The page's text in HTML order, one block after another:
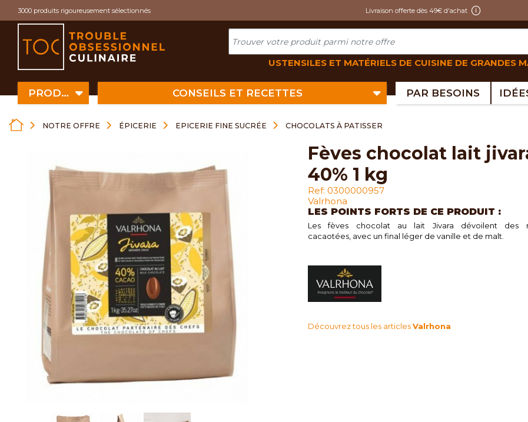
3000 produits rigoureusement sélectionnés Livraison offerte dès 49€ d'achat
USTENSILES ET MATÉRIELS DE CUISINE DE GRANDES
PRODUITS CONSEILS ET RECETTES PAR BESOINS
NOTRE OFFRE ÉPICERIE EPICERIE FINE SUCRÉE CHOCOLATS À PATISSER
fèves chocolat lait jivara
40% 1 kg
Ref: 0300000957
Valrhona
LES POINTS FORTS DE CE PRODUIT :
Les fèves chocolat au lait Jivara dévoilent des
cacaotées, avec un final léger de vanille et de malt.
Découvrez tous les articlesValrhona